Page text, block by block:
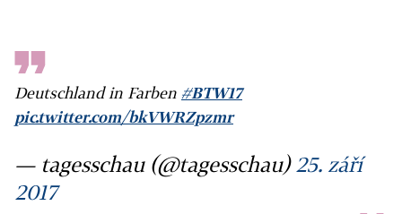
Deutschland in Farben #BTW17
pic.twitter.com/bkVWRZpzmr
— tagesschau (@tagesschau) 25. září
2017